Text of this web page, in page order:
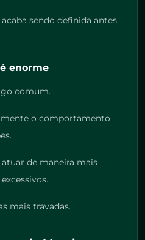
sendo definida antes
enorme
comum.
o comportamento
de maneira mais
mais travadas.